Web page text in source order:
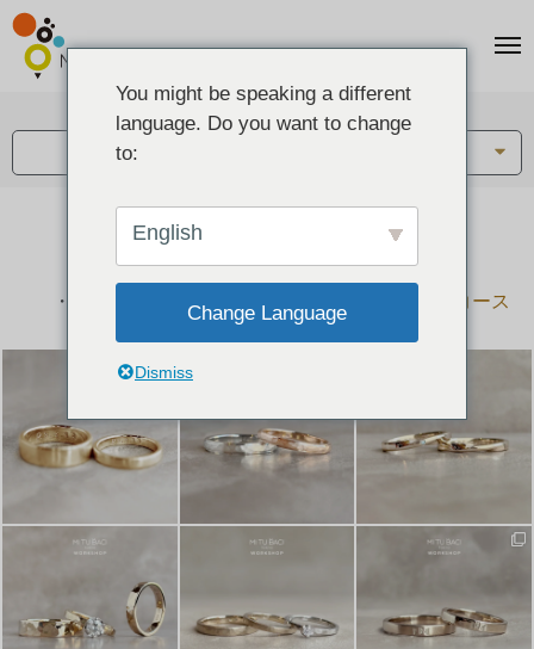
結婚指輪とペアリングのデザイン集
下記コースで手作りされた作品をご紹介します
手作り結婚指輪コース
手作りペアリングコース
You might be speaking a different
language. Do you want to change
to:
English
Change Language
Dismiss